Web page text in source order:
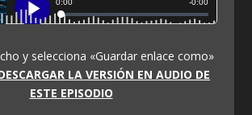
y selecciona «Guardar enlace como»
LA VERSIÓN EN AUDIO DE
ESTE EPISODIO